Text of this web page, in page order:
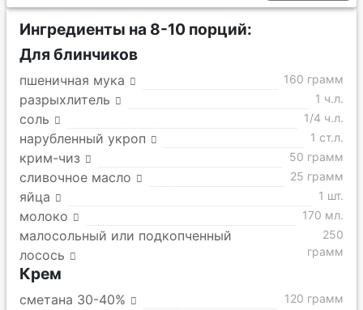
Ингредиенты на 8-10 порций:
Для блинчиков
пшеничная мука 160 грамм
разрыхлитель 1 ч.л.
соль 1/4 ч.л.
нарубленный укроп 1 ст.л.
крим-чиз 50 грамм
сливочное масло 25 грамм
яйца 1 шт.
молоко 170 мл.
малосольный или подкопченный
лосось
250
грамм
Крем
сметана 30-40% 120 грамм